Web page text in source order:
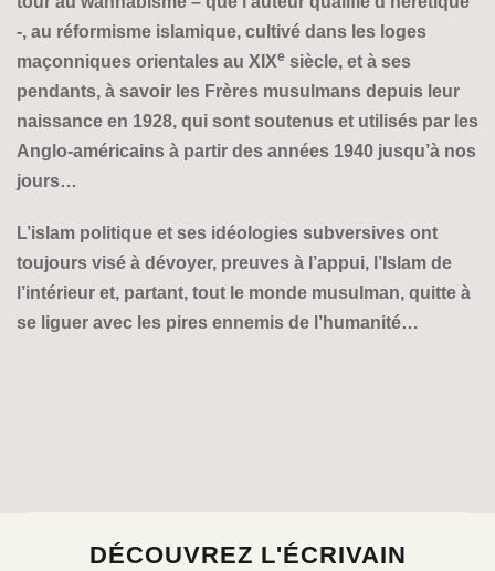
-, au réformisme islamique, cultivé dans les loges
maçonniques orientales au XIXe siècle, et à ses
pendants, à savoir les Frères musulmans depuis leur
naissance en 1928, qui sont soutenus et utilisés par les
Anglo-américains à partir des années 1940 jusqu’à nos
jours…
L’islam politique et ses idéologies subversives ont
toujours visé à dévoyer, preuves à l’appui, l’Islam de
l’intérieur et, partant, tout le monde musulman, quitte à
se liguer avec les pires ennemis de l’humanité…
DÉCOUVREZ L'ÉCRIVAIN